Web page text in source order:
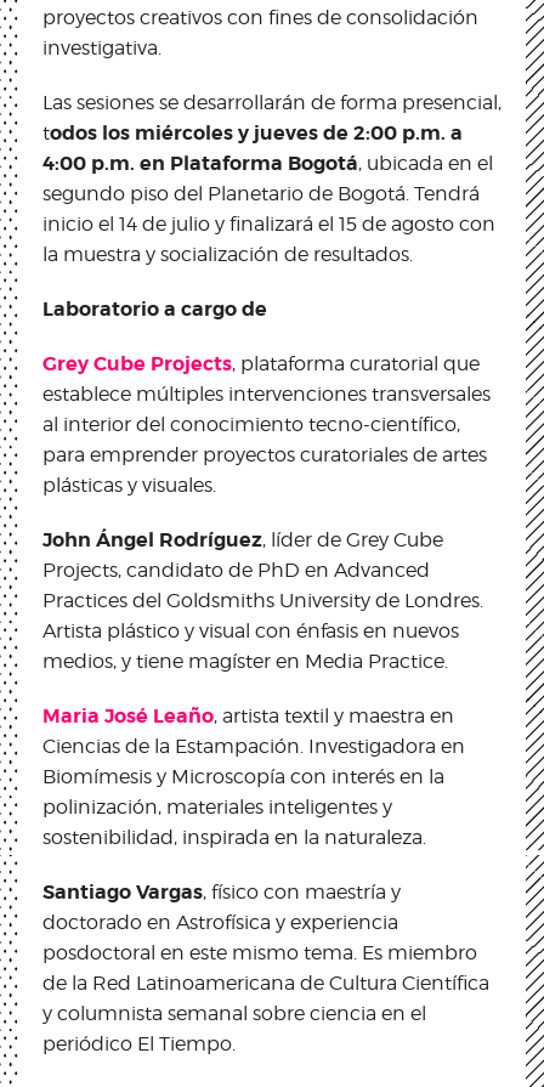
proyectos creativos con fines de consolidación
investigativa.
Las sesiones se desarrollarán de forma presencial,
todos los miércoles y jueves de 2:00 p.m. a
4:00 p.m. en Plataforma Bogotá, ubicada en el
segundo piso del Planetario de Bogotá. Tendrá
inicio el 14 de julio y finalizará el 15 de agosto con
la muestra y socialización de resultados.
Laboratorio a cargo de
Grey Cube Projects, plataforma curatorial que
establece múltiples intervenciones transversales
al interior del conocimiento tecno-científico,
para emprender proyectos curatoriales de artes
plásticas y visuales.
John Ángel Rodríguez, líder de Grey Cube
Projects, candidato de PhD en Advanced
Practices del Goldsmiths University de Londres.
Artista plástico y visual con énfasis en nuevos
medios, y tiene magíster en Media Practice.
Maria José Leaño, artista textil y maestra en
Ciencias de la Estampación. Investigadora en
Biomímesis y Microscopía con interés en la
polinización, materiales inteligentes y
sostenibilidad, inspirada en la naturaleza.
Santiago Vargas, físico con maestría y
doctorado en Astrofísica y experiencia
posdoctoral en este mismo tema. Es miembro
de la Red Latinoamericana de Cultura Científica
y columnista semanal sobre ciencia en el
periódico El Tiempo.